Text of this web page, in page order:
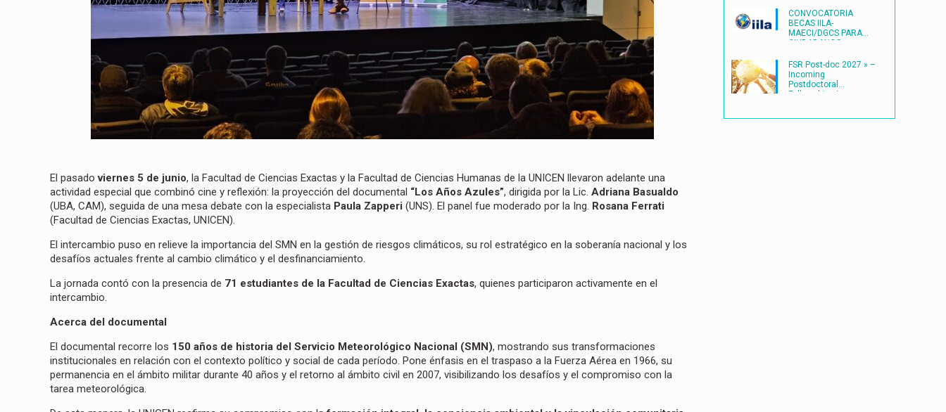
El pasadoviernes 5 de junio, la Facultad de Ciencias Exactas y la Facultad de Ciencias Humanas de la UNICEN llevaron adelante una
actividad especial que combinó cine y reflexión: la proyección del documental “Los Años Azules”, dirigida por la Lic.Adriana Basualdo
(UBA, CAM), seguida de una mesa debate con la especialista Paula Zapperi (UNS). El panel fue moderado por la Ing. Rosana Ferrati
(Facultad de Ciencias Exactas, UNICEN).
El intercambio puso en relieve la importancia del SMN en la gestión de riesgos climáticos, su rol estratégico en la soberanía nacional y los
desafíos actuales frente al cambio climático y el desfinanciamiento.
La jornada contó con la presencia de 71 estudiantes de la Facultad de Ciencias Exactas, quienes participaron activamente en el
intercambio.
Acerca del documental
El documental recorre los 150 años de historia del Servicio Meteorológico Nacional (SMN), mostrando sus transformaciones
institucionales en relación con el contexto político y social de cada período. Pone énfasis en el traspaso a la Fuerza Aérea en 1966, su
permanencia en el ámbito militar durante 40 años y el retorno al ámbito civil en 2007, visibilizando los desafíos y el compromiso con la
tarea meteorológica.
CONVOCATORIA
BECAS IILA-
MAECI/DGCS PARA
CIUDADANOS
(2027) en ITALIA
FSR Post-doc 2027 » –
Incoming
Postdoctoral
Fellowships |